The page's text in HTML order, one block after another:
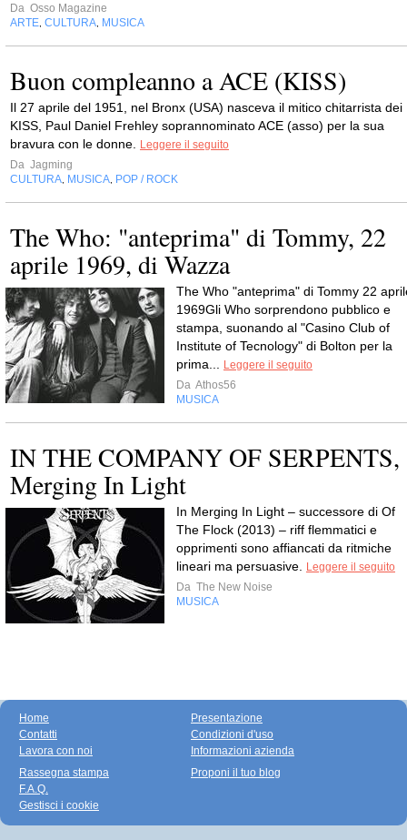
Da Osso Magazine
ARTE CULTURA MUSICA
Buon compleanno a ACE (KISS)
Il 27 aprile del 1951, nel Bronx (USA) nasceva il mitico chitarrista dei
KISS, Paul Daniel Frehley soprannominato ACE (asso) per la sua
bravura con le donne.
Leggere il seguito
Da Jagming
CULTURA MUSICA POP / ROCK
The Who: "anteprima" di Tommy, 22
aprile 1969, di Wazza
The Who "anteprima" di Tommy 22
1969Gli Who sorprendono pubblico e
stampa, suonando al "Casino Club of
Institute of Tecnology" di Bolton per la
prima...
Leggere il seguito
Da Athos56
MUSICA
IN THE COMPANY OF SERPENTS,
Merging In Light
In Merging In Light – successore di Of
The Flock (2013) – riff flemmatici e
opprimenti sono affiancati da ritmiche
lineari ma persuasive.
Leggere il seguito
Da The New Noise
MUSICA
Home
Contatti
Lavora con noi
Presentazione
Condizioni d'uso
Informazioni azienda
Rassegna stampa
F.A.Q.
Gestisci i cookie
Proponi il tuo blog